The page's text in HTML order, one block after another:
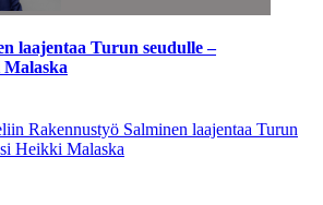
laajentaa Turun seudulle –
Rakennustyö Salminen laajentaa Turun
Heikki Malaska